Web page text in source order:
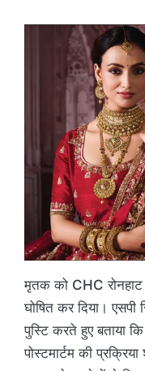
मृतक को CHC रोनहाट
घोषित कर दिया। एसपी
पुस्टि करते हुए बताया
पोस्टमार्टम की